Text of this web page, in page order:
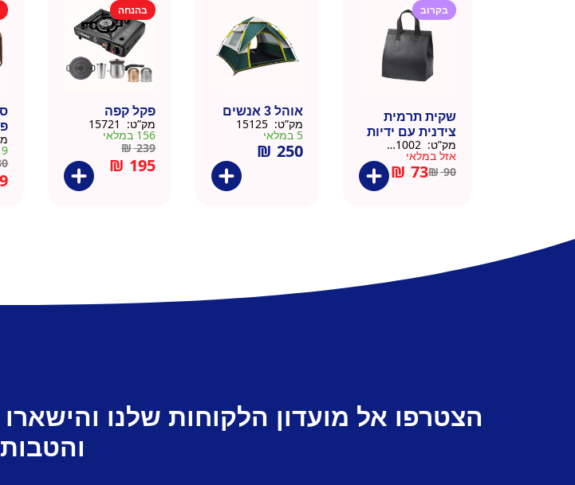
בקרוב
שקית תרמית
צידנית עם ידיות
– 50 יח 26/26
שחור
מק”ט:
אזל במלאי
₪90
₪ 73
אוהל 3 אנשים
מק”ט:
5 במלאי
₪ 250
בהנחה
פקל קפה
מק”ט:
156 במלאי
₪239
₪ 195
–
9 במלאי
הצטרפו אל מועדון הלקוחות שלנו